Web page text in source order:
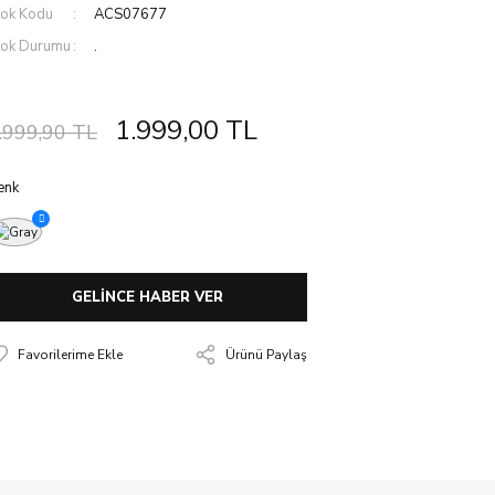
Kodu
ACS07677
Durumu
.
TL 1.999,00 TL
GELİNCE HABER VER
Ürünü Paylaş